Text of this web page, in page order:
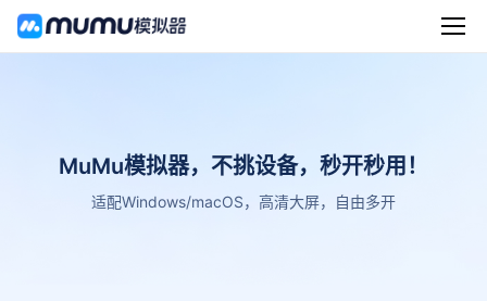
MuMu模拟器，不挑设备，秒开秒用！
适配Windows/macOS，高清大屏，自由多开